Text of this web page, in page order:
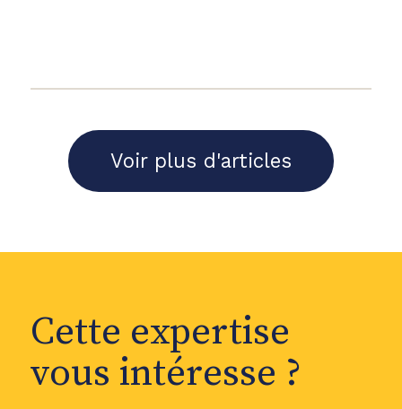
Voir plus d'articles
Cette expertise
vous intéresse ?